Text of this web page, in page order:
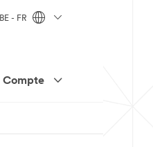
Compte
BE - FR